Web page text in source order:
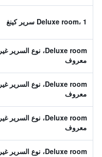
Deluxe room، 1 سرير كينغ
Deluxe room، نوع السرير غير
معروف
Deluxe room، نوع السرير غير
معروف
Deluxe room، نوع السرير غير
معروف
Deluxe room، نوع السرير غير